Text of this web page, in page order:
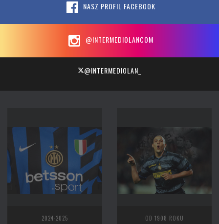
NASZ PROFIL FACEBOOK
@INTERMEDIOLANCOM
@INTERMEDIOLAN_
2024-2025 OD 1908 ROKU